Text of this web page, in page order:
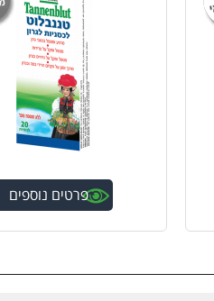
פרטים נוספים